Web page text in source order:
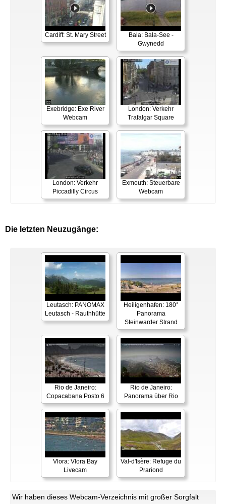
Cardiff: St. Mary Street
Bala: Bala-See -
Gwynedd
Exebridge: Exe River
Webcam
London: Verkehr
Trafalgar Square
London: Verkehr
Piccadilly Circus
Exmouth: Steuerbare
Webcam
Die letzten Neuzugänge:
Leutasch: PANOMAX
Leutasch - Rauthhütte
Heiligenhafen: 180°
Panorama
Steinwarder Strand
Rio de Janeiro:
Copacabana Posto 6
Rio de Janeiro:
Panorama über Rio
Vlora: Vlora Bay
Livecam
Val-d'Isère: Refuge du
Prariond
Wir haben dieses Webcam-Verzeichnis mit großer Sorgfalt